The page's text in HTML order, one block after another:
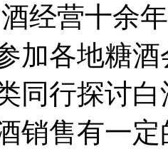
经营十余
加各地糖
同行探讨
销售有一